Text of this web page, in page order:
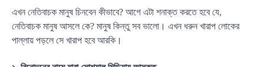
এখন নেতিবাচক মানুষ চিনবেন কীভাবে? আগে এটা শনাক্ত করতে হবে যে,
নেতিবাচক মানুষ আসলে কে? মানুষ কিন্তু সব ভালো। এখন ধরুন খারাপ লোকের
পাল্লায় পড়লে সে খারাপ হবে আরকি।